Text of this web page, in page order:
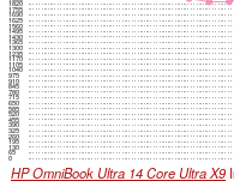
0
65
130
195
260
325
390
455
520
585
650
715
780
845
910
975
1040
1105
1170
1235
1300
1365
1430
1495
1560
1625
1690
1755
1820
HP OmniBook Ultra 14 Core Ultra X9